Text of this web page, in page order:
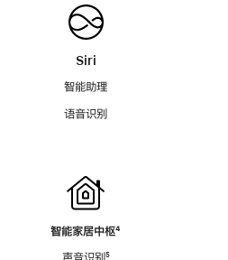
Siri
智能助理
语音识别
智能家居中枢脚
⁴
声音识别脚
⁵